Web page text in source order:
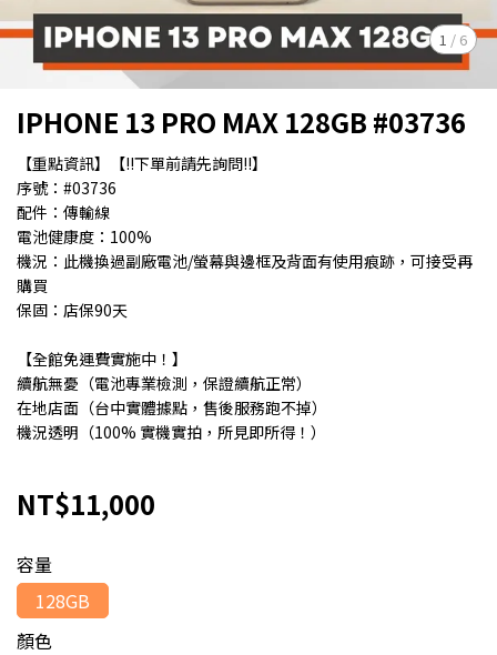
1 / 6
IPHONE 13 PRO MAX 128GB #03736
【重點資訊】【!!下單前請先詢問!!】
序號：#03736
配件：傳輸線
電池健康度：100%
機況：此機換過副廠電池/螢幕與邊框及背面有使用痕跡，可接受再
購買
保固：店保90天
【全館免運費實施中！】
續航無憂（電池專業檢測，保證續航正常）
在地店面（台中實體據點，售後服務跑不掉）
機況透明（100% 實機實拍，所見即所得！）
NT$11,000
容量
128GB
顏色